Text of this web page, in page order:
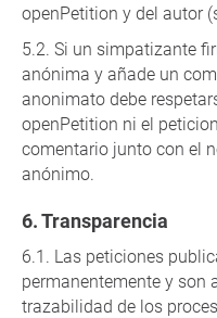
openPetition y del autor
Si un simpatizante
anónima y añade un
anonimato debe
openPetition ni el
comentario junto con el
anónimo.
Transparencia
Las peticiones
permanentemente y son
trazabilidad de los